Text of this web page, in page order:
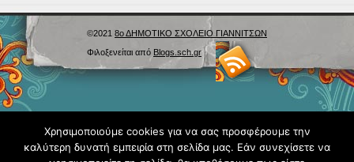
©2021 8ο ΔΗΜΟΤΙΚΟ ΣΧΟΛΕΙΟ ΓΙΑΝΝΙΤΣΩΝ
Φιλοξενείται από Blogs.sch.gr
Χρησιμοποιούμε cookies για να σας προσφέρουμε την
καλύτερη δυνατή εμπειρία στη σελίδα μας. Εάν συνεχίσετε να